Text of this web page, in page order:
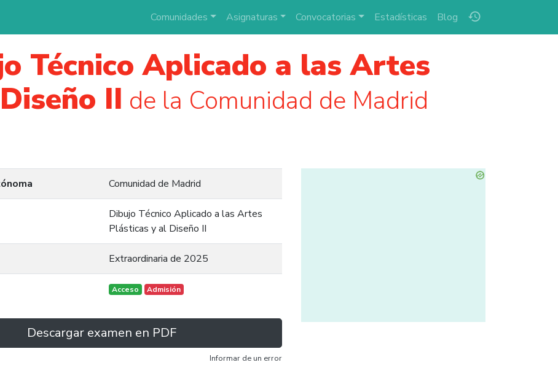
history
Comunidades Asignaturas Convocatorias Estadísticas Blog
Técnico Aplicado a las Artes
II de la Comunidad de Madrid
Comunidad de Madrid
Dibujo Técnico Aplicado a las Artes
Plásticas y al Diseño II
Extraordinaria de 2025
Acceso Admisión
Descargar examen en PDF
Informar de un error